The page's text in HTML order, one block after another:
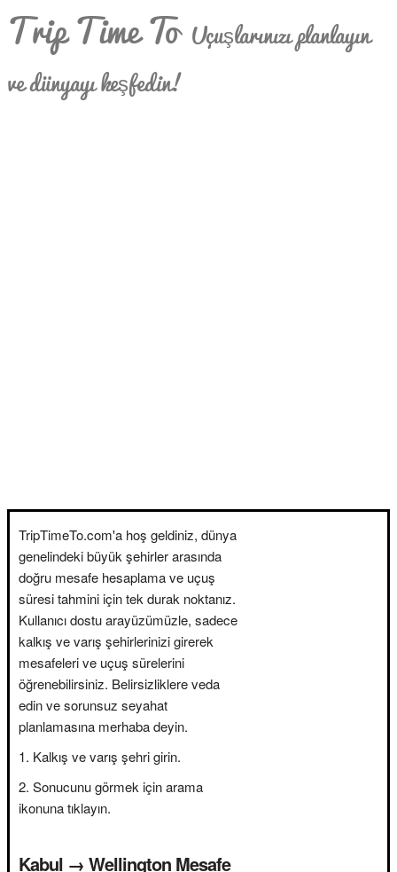
Trip Time To Uçuşlarınızı planlayın
ve dünyayı keşfedin!
TripTimeTo.com'a hoş geldiniz, dünya
genelindeki büyük şehirler arasında
doğru mesafe hesaplama ve uçuş
süresi tahmini için tek durak noktanız.
Kullanıcı dostu arayüzümüzle, sadece
kalkış ve varış şehirlerinizi girerek
mesafeleri ve uçuş sürelerini
öğrenebilirsiniz. Belirsizliklere veda
edin ve sorunsuz seyahat
planlamasına merhaba deyin.
Kalkış ve varış şehri girin.
Sonucunu görmek için arama
ikonuna tıklayın.
Kabul → Wellington Mesafe